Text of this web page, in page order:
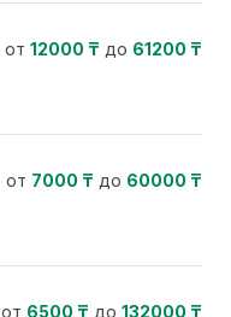
от 12000 ₸ до 61200 ₸
от 7000 ₸ до 60000 ₸
от 6500 ₸ до 132000 ₸